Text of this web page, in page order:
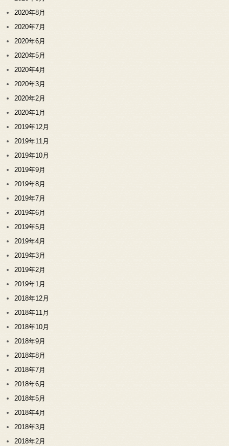
2020年8月
2020年7月
2020年6月
2020年5月
2020年4月
2020年3月
2020年2月
2020年1月
2019年12月
2019年11月
2019年10月
2019年9月
2019年8月
2019年7月
2019年6月
2019年5月
2019年4月
2019年3月
2019年2月
2019年1月
2018年12月
2018年11月
2018年10月
2018年9月
2018年8月
2018年7月
2018年6月
2018年5月
2018年4月
2018年3月
2018年2月